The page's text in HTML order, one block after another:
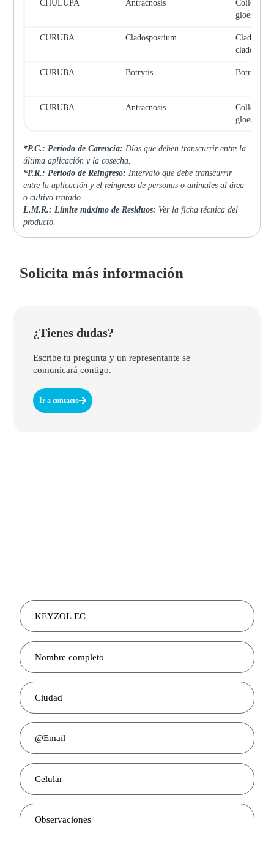
CHULUPA Antracnosis
CURUBA Cladosposrium
CURUBA Botrytis Botrytis
CURUBA Antracnosis
*P.C.: Período de Carencia: Días que deben transcurrir entre la
última aplicación y la cosecha.
*P.R.: Período de Reingreso: Intervalo que debe transcurrir
entre la aplicación y el reingreso de personas o animales al área
o cultivo tratado.
L.M.R.: Límite máximo de Residuos: Ver la ficha técnica del
producto.
Solicita más información
¿Tienes dudas?
Escribe tu pregunta y un representante se
comunicará contigo.
Ir a contacto